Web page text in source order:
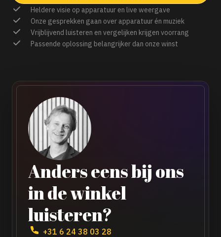
Heldere visie op apparatuur en live weergave
Onze gesprekken gaan over apparatuur én muziek
Vrijblijvend luisteren en vergelijken krijgen voorrang
Passende oplossing belangrijker dan onze winst
Anders eens bij ons
in de winkel
luisteren?
+31 6 24 38 03 28